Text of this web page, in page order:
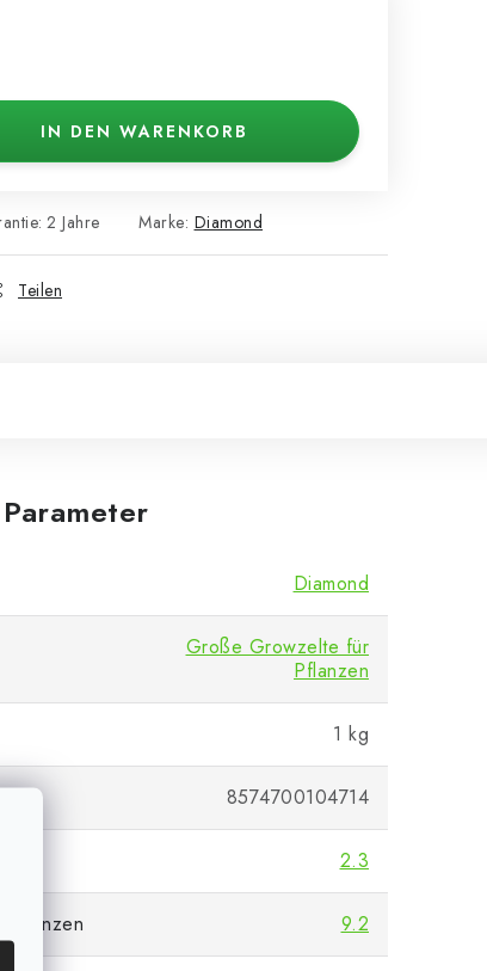
IN DEN WARENKORB
Marke: Diamond
: 2 Jahre
Teilen
Diamond
Große Growzelte für
Pflanzen
1 kg
8574700104714
2.3
Pflanzen 9.2